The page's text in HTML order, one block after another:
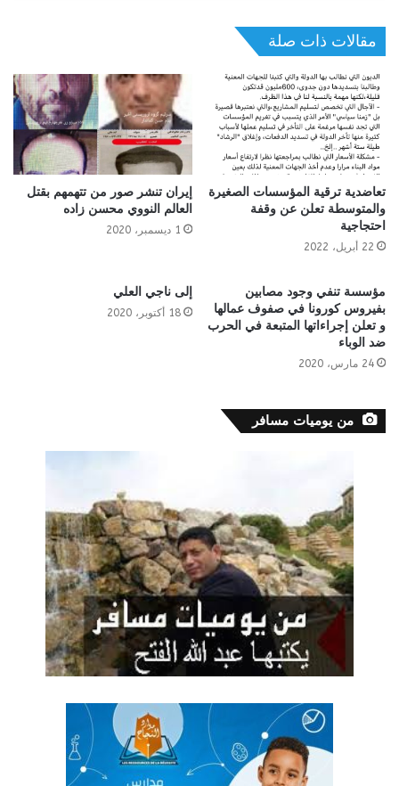
مقالات ذات صلة
تعاضدية ترقية المؤسسات الصغيرة
والمتوسطة تعلن عن وقفة
احتجاجية
22 أبريل، 2022
إيران تنشر صور من تتهمهم بقتل
العالم النووي محسن زاده
1 ديسمبر، 2020
مؤسسة تنفي وجود مصابين
بفيروس كورونا في صفوف عمالها
و تعلن إجراءاتها المتبعة في الحرب
ضد الوباء
24 مارس، 2020
إلى ناجي العلي
18 أكتوبر، 2020
من يوميات مسافر